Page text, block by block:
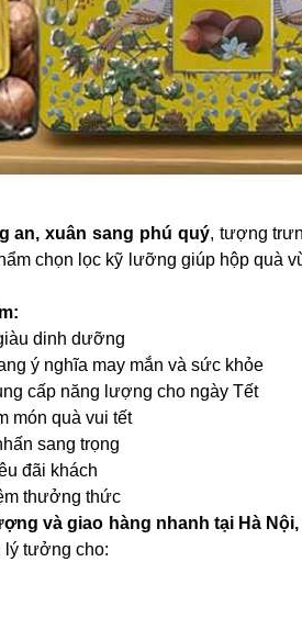
an, xuân sang phú quý, tượng
chọn lọc kỹ lưỡng giúp hộp quà
dinh dưỡng
ý nghĩa may mắn và sức khỏe
cấp năng lượng cho ngày Tết
món quà vui tết
sang trọng
đãi khách
thưởng thức
và giao hàng nhanh tại Hà
lý tưởng cho: